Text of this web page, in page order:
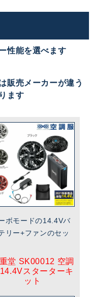
性能を選べます
販売メーカーが違う
ます
ボモードの14.4Vバ
リー+ファンのセッ
堂 SK00012 空調
スターターキ
ット